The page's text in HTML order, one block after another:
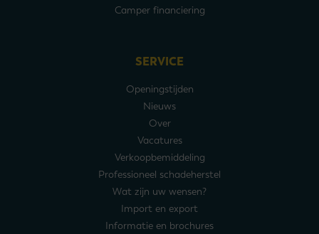
Camper financiering
SERVICE
Openingstijden
Nieuws
Over
Vacatures
Verkoopbemiddeling
Professioneel schadeherstel
Wat zijn uw wensen?
Import en export
Informatie en brochures